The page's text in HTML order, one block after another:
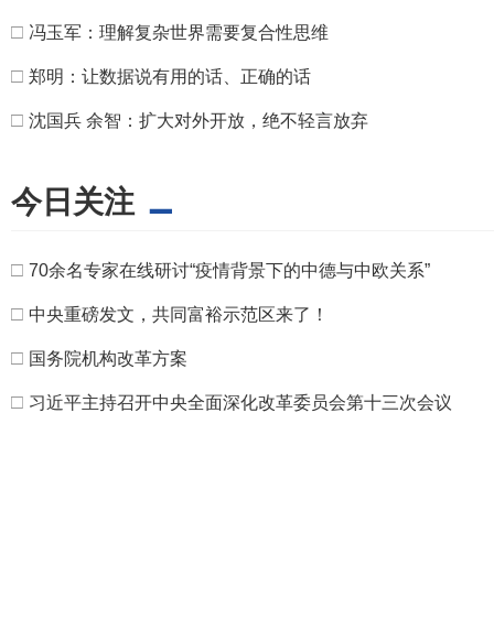
□ 冯玉军：理解复杂世界需要复合性思维
□ 郑明：让数据说有用的话、正确的话
□ 沈国兵 余智：扩大对外开放，绝不轻言放弃
今日关注
□ 70余名专家在线研讨“疫情背景下的中德与中欧关系”
□ 中央重磅发文，共同富裕示范区来了！
□ 国务院机构改革方案
□ 习近平主持召开中央全面深化改革委员会第十三次会议